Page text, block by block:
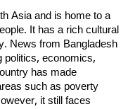
Asia and is home to a
It has a rich cultural
News from Bangladesh
politics, economics,
has made
such as poverty
it still faces